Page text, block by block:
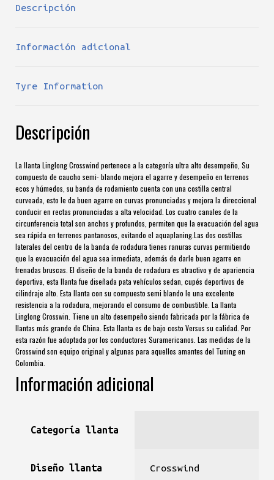
Descripción
Información adicional
Tyre Information
Descripción
La llanta Linglong Crosswind pertenece a la categoría ultra alto desempeño, Su
compuesto de caucho semi- blando mejora el agarre y desempeño en terrenos
ecos y húmedos, su banda de rodamiento cuenta con una costilla central
curveada, esto le da buen agarre en curvas pronunciadas y mejora la direccional
conducir en rectas pronunciadas a alta velocidad. Los cuatro canales de la
circunferencia total son anchos y profundos, permiten que la evacuación del agua
sea rápida en terrenos pantanosos, evitando el aquaplaning.Las dos costillas
laterales del centro de la banda de rodadura tienes ranuras curvas permitiendo
que la evacuación del agua sea inmediata, además de darle buen agarre en
frenadas bruscas. El diseño de la banda de rodadura es atractivo y de apariencia
deportiva, esta llanta fue diseñada pata vehículos sedan, cupés deportivos de
cilindraje alto. Esta llanta con su compuesto semi blando le una excelente
resistencia a la rodadura, mejorando el consumo de combustible. La llanta
Linglong Crosswin. Tiene un alto desempeño siendo fabricada por la fábrica de
llantas más grande de China. Esta llanta es de bajo costo Versus su calidad. Por
esta razón fue adoptada por los conductores Suramericanos. Las medidas de la
Crosswind son equipo original y algunas para aquellos amantes del Tuning en
Colombia.
Información adicional
Categoría llanta
Diseño llanta Crosswind